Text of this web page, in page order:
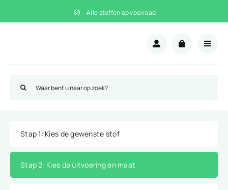
naar
Alle stoffen op voorraad
naar:
Stap 1: Kies de gewenste stof
Stap 2: Kies de uitvoering en maat